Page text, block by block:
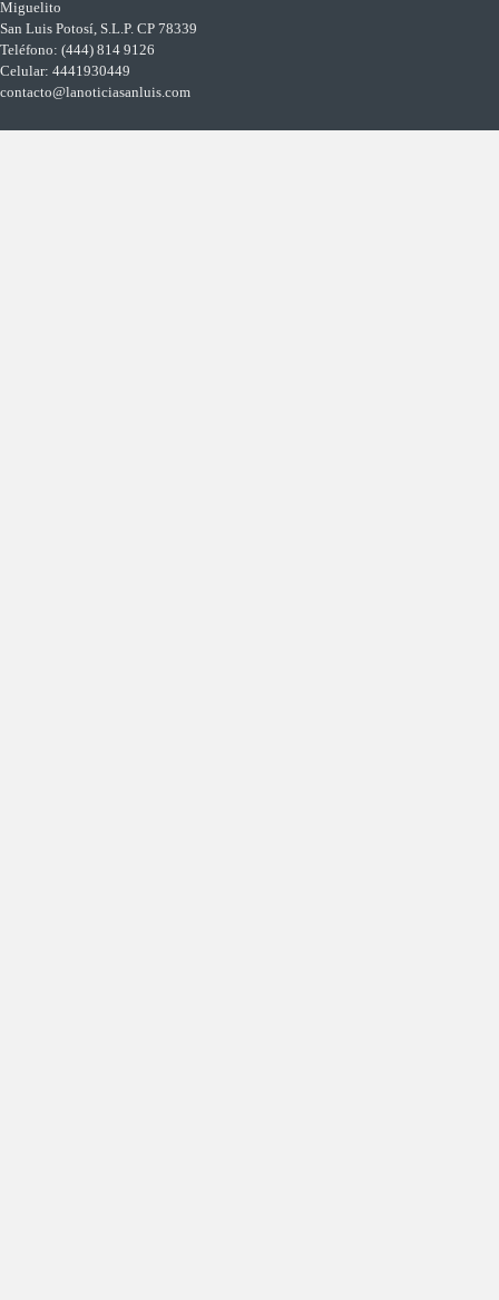
Miguelito
San Luis Potosí, S.L.P. CP 78339
Teléfono: (444) 814 9126
Celular: 4441930449
contacto@lanoticiasanluis.com